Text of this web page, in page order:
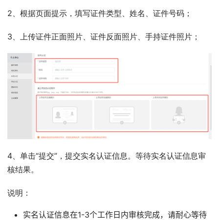
2、根据页面提示，填写证件类型、姓名、证件号码；
3、上传证件正面照片、证件反面照片、手持证件照片；
4、单击“提交”，提交实名认证信息。等待实名认证信息审
核结果。
说明：
实名认证信息在1-3个工作日内审核完成，请耐心等待